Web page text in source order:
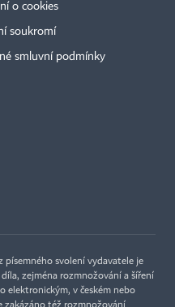
o cookies
soukromí
smluvní podmínky
písemného svolení vydavatele je
zejména rozmnožování a šíření
elektronickým, v českém nebo